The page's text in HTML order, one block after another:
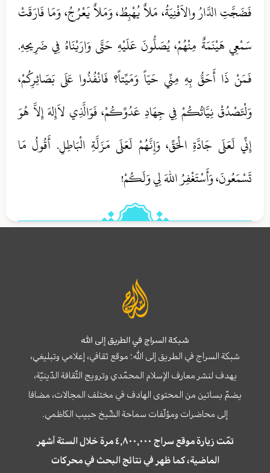
فَضَجَّتِ الدَّارُ والاَفْنِيَةُ، مَلاٌ يُهْبِطُ، وَمَلاٌ يَعْرُجُ، وَمَا فَارَقَتْ
سَمْعِي هَيْنَمَةٌ مِنْهُمْ، يُصَلُّونَ عَلَيْهِ حَتَّى وَارَيْنَاهُ فِي ضَرِيحِهِ.
فَمَنْ ذَا أَحَقُّ بِهِ مِنِّي حَيّاً وَمَيِّتاً؟ فَانْفُذُوا عَلَى بَصَائِرِكُمْ،
وَلْتَصْدُقْ نِيَّاتُكُمْ فِي جِهَادِ عَدُوِّكُمْ، فَوَالَّذِي لاَإِلهَ إِلاَّ هُوَ
إِنِّي لَعَلَى جَادَّةِ الْحَقِّ، وَإِنَّهُمْ لَعَلَى مَزَلَّةِ الْبَاطِلِ. أَقُولُ مَا
تَسْمَعُونَ، وَأَسْتَغْفِرُ اللهَ لِي وَلَكُمْ!
شبكة السراج في الطريق إلى الله
شبكة السراج في الطريق إلى الله؛ موقع ثقافي، إعلامي وتبليغي،
يهدف لنشر معارف الإسلام المحمّدي وترويج الثّقافة الدّينيّة،
يضمّ بساتين من المحتوى الهادف في مختلف المجالات، مضافا
إلى محاضرات ومؤلّفات سماحة الشّيخ حبيب الكاظمي.
تمّت زيارة موقع سراج ٤,٨٠٠,٠٠٠ مرة خلال الستة أشهر
الماضية، كما ظهر في نتائج البحث في محركات